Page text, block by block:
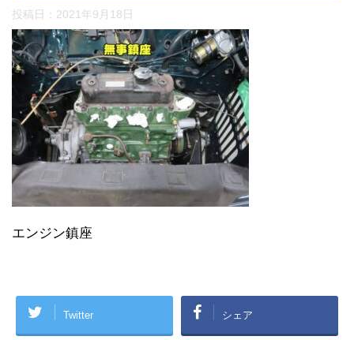
投稿日： 2021年9月18日
エンジン鎮座
Twitter シェア